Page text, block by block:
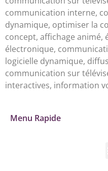
communication interne,
dynamique, optimiser la
concept, affichage animé,
électronique,
logicielle dynamique,
communication sur
interactives, information
Menu Rapide